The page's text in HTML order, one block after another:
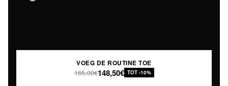
VOEG DE ROUTINE TOE
165,00€148,50€ TOT -10%